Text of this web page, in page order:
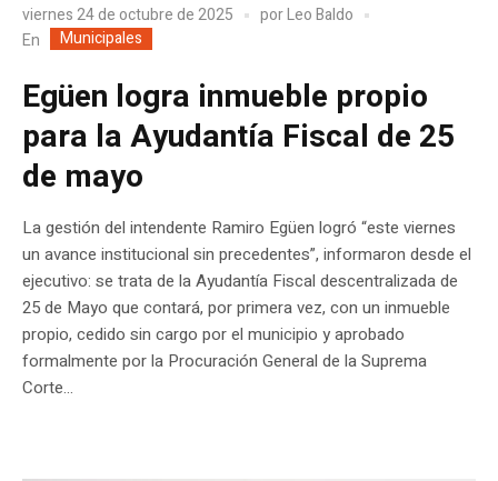
viernes 24 de octubre de 2025 porLeo Baldo
En
Municipales
Egüen logra inmueble propio
para la Ayudantía Fiscal de 25
de mayo
La gestión del intendente Ramiro Egüen logró “este viernes
un avance institucional sin precedentes”, informaron desde el
ejecutivo: se trata de la Ayudantía Fiscal descentralizada de
25 de Mayo que contará, por primera vez, con un inmueble
propio, cedido sin cargo por el municipio y aprobado
formalmente por la Procuración General de la Suprema
Corte...